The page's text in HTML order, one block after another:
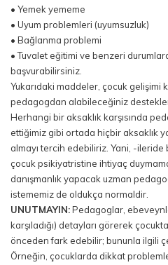
• Yemek yememe
• Uyum problemleri (uyumsuzluk)
• Bağlanma problemi
• Tuvalet eğitimi ve benzeri
başvurabilirsiniz.
Yukarıdaki maddeler, çocuk gelişimi
pedagogdan alabileceğiniz
Herhangi bir aksaklık karşısında
ettiğimiz gibi ortada hiçbir aksaklık
almayı tercih edebiliriz. Yani, -
çocuk psikiyatristine ihtiyaç
danışmanlık yapacak uzman
istememiz de oldukça normaldir.
UNUTMAYIN:Pedagoglar,
karşıladığı) detayları görerek
önceden fark edebilir; bununla ilgili
Örneğin, çocuklarda dikkat